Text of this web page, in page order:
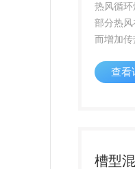
热风循
部分热
而增加
上下温
查看
槽型